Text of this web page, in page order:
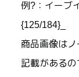
例?：イーブ
{125/184}_
商品画像は
記載がある